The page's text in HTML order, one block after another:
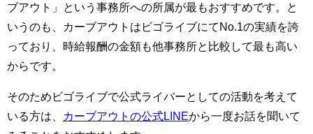
ブアウト」という事務所への所属が最もおすすめです。と
いうのも、カーブアウトはビゴライブにてNo.1の実績を誇
っており、時給報酬の金額も他事務所と比較して最も高い
からです。
そのためビゴライブで公式ライバーとしての活動を考えて
いる方は、
カーブアウトの公式LINEから一度お話を聞いて